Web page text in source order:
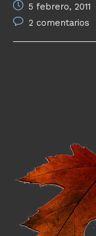
Publicación
de
entrada:
5 febrero, 2011
Comentarios
2 comentarios